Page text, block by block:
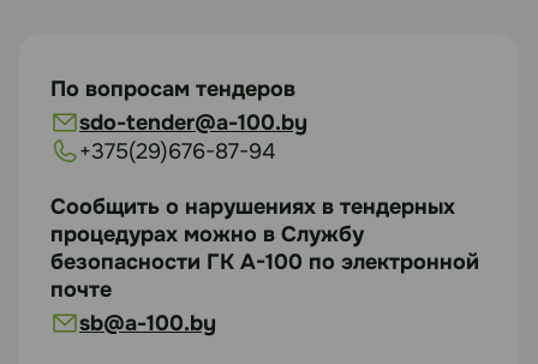
По вопросам тендеров
sdo-tender@a-100.by
+375(29)676-87-94
Сообщить о нарушениях в тендерных
процедурах можно в Службу
безопасности ГК А-100 по электронной
почте
sb@a-100.by